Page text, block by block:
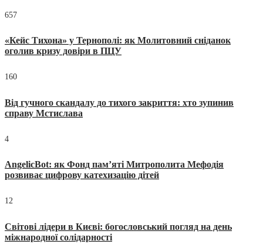
657
«Кейс Тихона» у Тернополі: як Молитовний сніданок
оголив кризу довіри в ПЦУ
160
Від гучного скандалу до тихого закриття: хто зупинив
справу Мстислава
4
AngelicBot: як Фонд пам’яті Митрополита Мефодія
розвиває цифрову катехизацію дітей
12
Світові лідери в Києві: богословський погляд на день
міжнародної солідарності